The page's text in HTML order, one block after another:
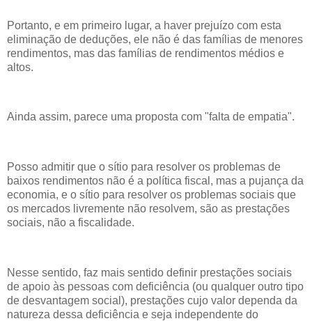
Portanto, e em primeiro lugar, a haver prejuízo com esta
eliminação de deduções, ele não é das famílias de menores
rendimentos, mas das famílias de rendimentos médios e
altos.
Ainda assim, parece uma proposta com "falta de empatia".
Posso admitir que o sítio para resolver os problemas de
baixos rendimentos não é a política fiscal, mas a pujança da
economia, e o sítio para resolver os problemas sociais que
os mercados livremente não resolvem, são as prestações
sociais, não a fiscalidade.
Nesse sentido, faz mais sentido definir prestações sociais
de apoio às pessoas com deficiência (ou qualquer outro tipo
de desvantagem social), prestações cujo valor dependa da
natureza dessa deficiência e seja independente do